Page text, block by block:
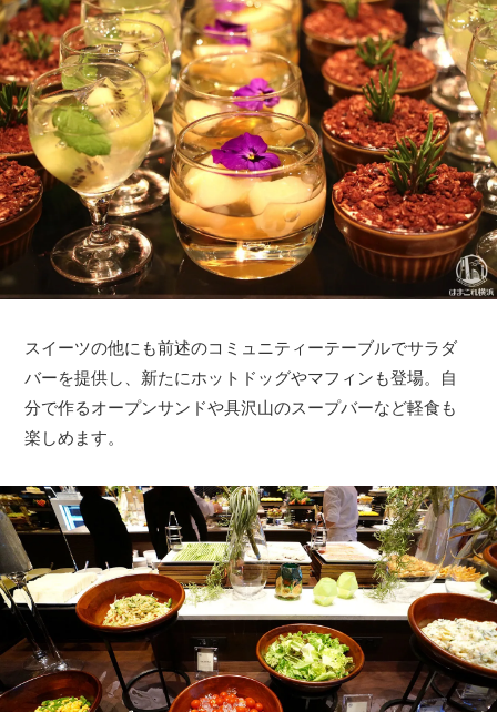
スイーツの他にも前述のコミュニティーテーブルでサラダ
バーを提供し、新たにホットドッグやマフィンも登場。自
分で作るオープンサンドや具沢山のスープバーなど軽食も
楽しめます。